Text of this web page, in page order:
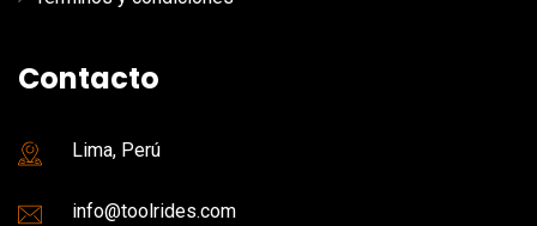
Contacto
Lima, Perú
info@toolrides.com